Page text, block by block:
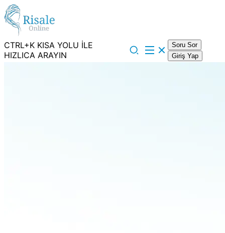
CTRL+K KISA YOLU İLE
HIZLICA ARAYIN
Soru Sor
Giriş Yap